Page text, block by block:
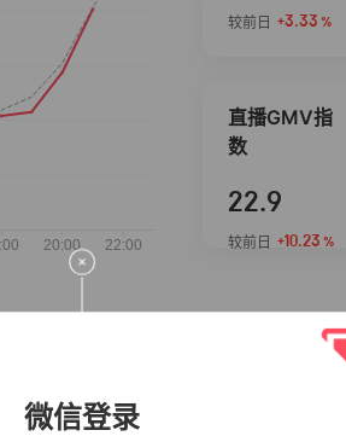
微信登录
较前日 +3.33 %
直播GMV指
数
22.9
较前日 +10.23 %